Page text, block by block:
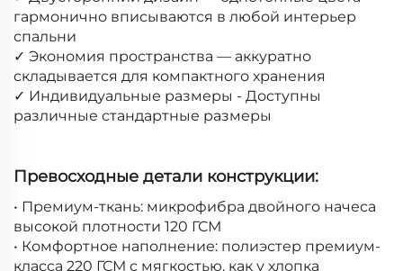
гармонично вписываются в любой интерьер
спальни
✓ Экономия пространства — аккуратно
складывается для компактного хранения
✓ Индивидуальные размеры - Доступны
различные стандартные размеры
Превосходные детали конструкции:
• Премиум-ткань: микрофибра двойного начеса
высокой плотности 120 ГСМ
• Комфортное наполнение: полиэстер премиум-
класса 220 ГСМ с мягкостью, как у хлопка